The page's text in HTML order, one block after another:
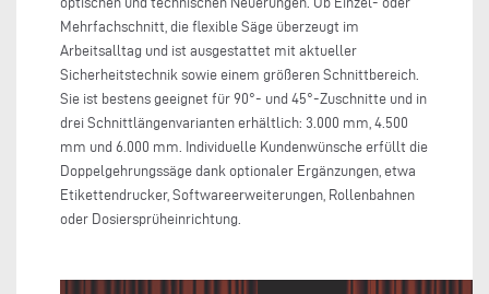
Mehrfachschnitt, die flexible Säge überzeugt im
Arbeitsalltag und ist ausgestattet mit aktueller
Sicherheitstechnik sowie einem größeren Schnittbereich.
Sie ist bestens geeignet für 90°- und 45°-Zuschnitte und in
drei Schnittlängenvarianten erhältlich: 3.000 mm, 4.500
mm und 6.000 mm. Individuelle Kundenwünsche erfüllt die
Doppelgehrungssäge dank optionaler Ergänzungen, etwa
Etikettendrucker, Softwareerweiterungen, Rollenbahnen
oder Dosiersprüheinrichtung.